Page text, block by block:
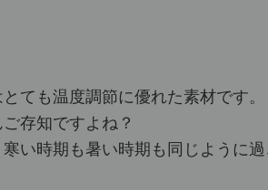
ても温度調節に優れた素材です。
存知ですよね？
い時期も暑い時期も同じように